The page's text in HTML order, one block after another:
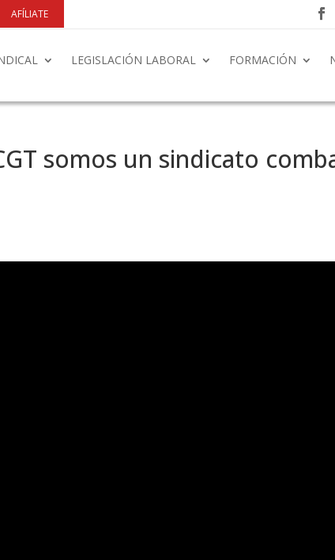
AFÍLIATE
LEGISLACIÓN LABORAL FORMACIÓN
somos un sindicato